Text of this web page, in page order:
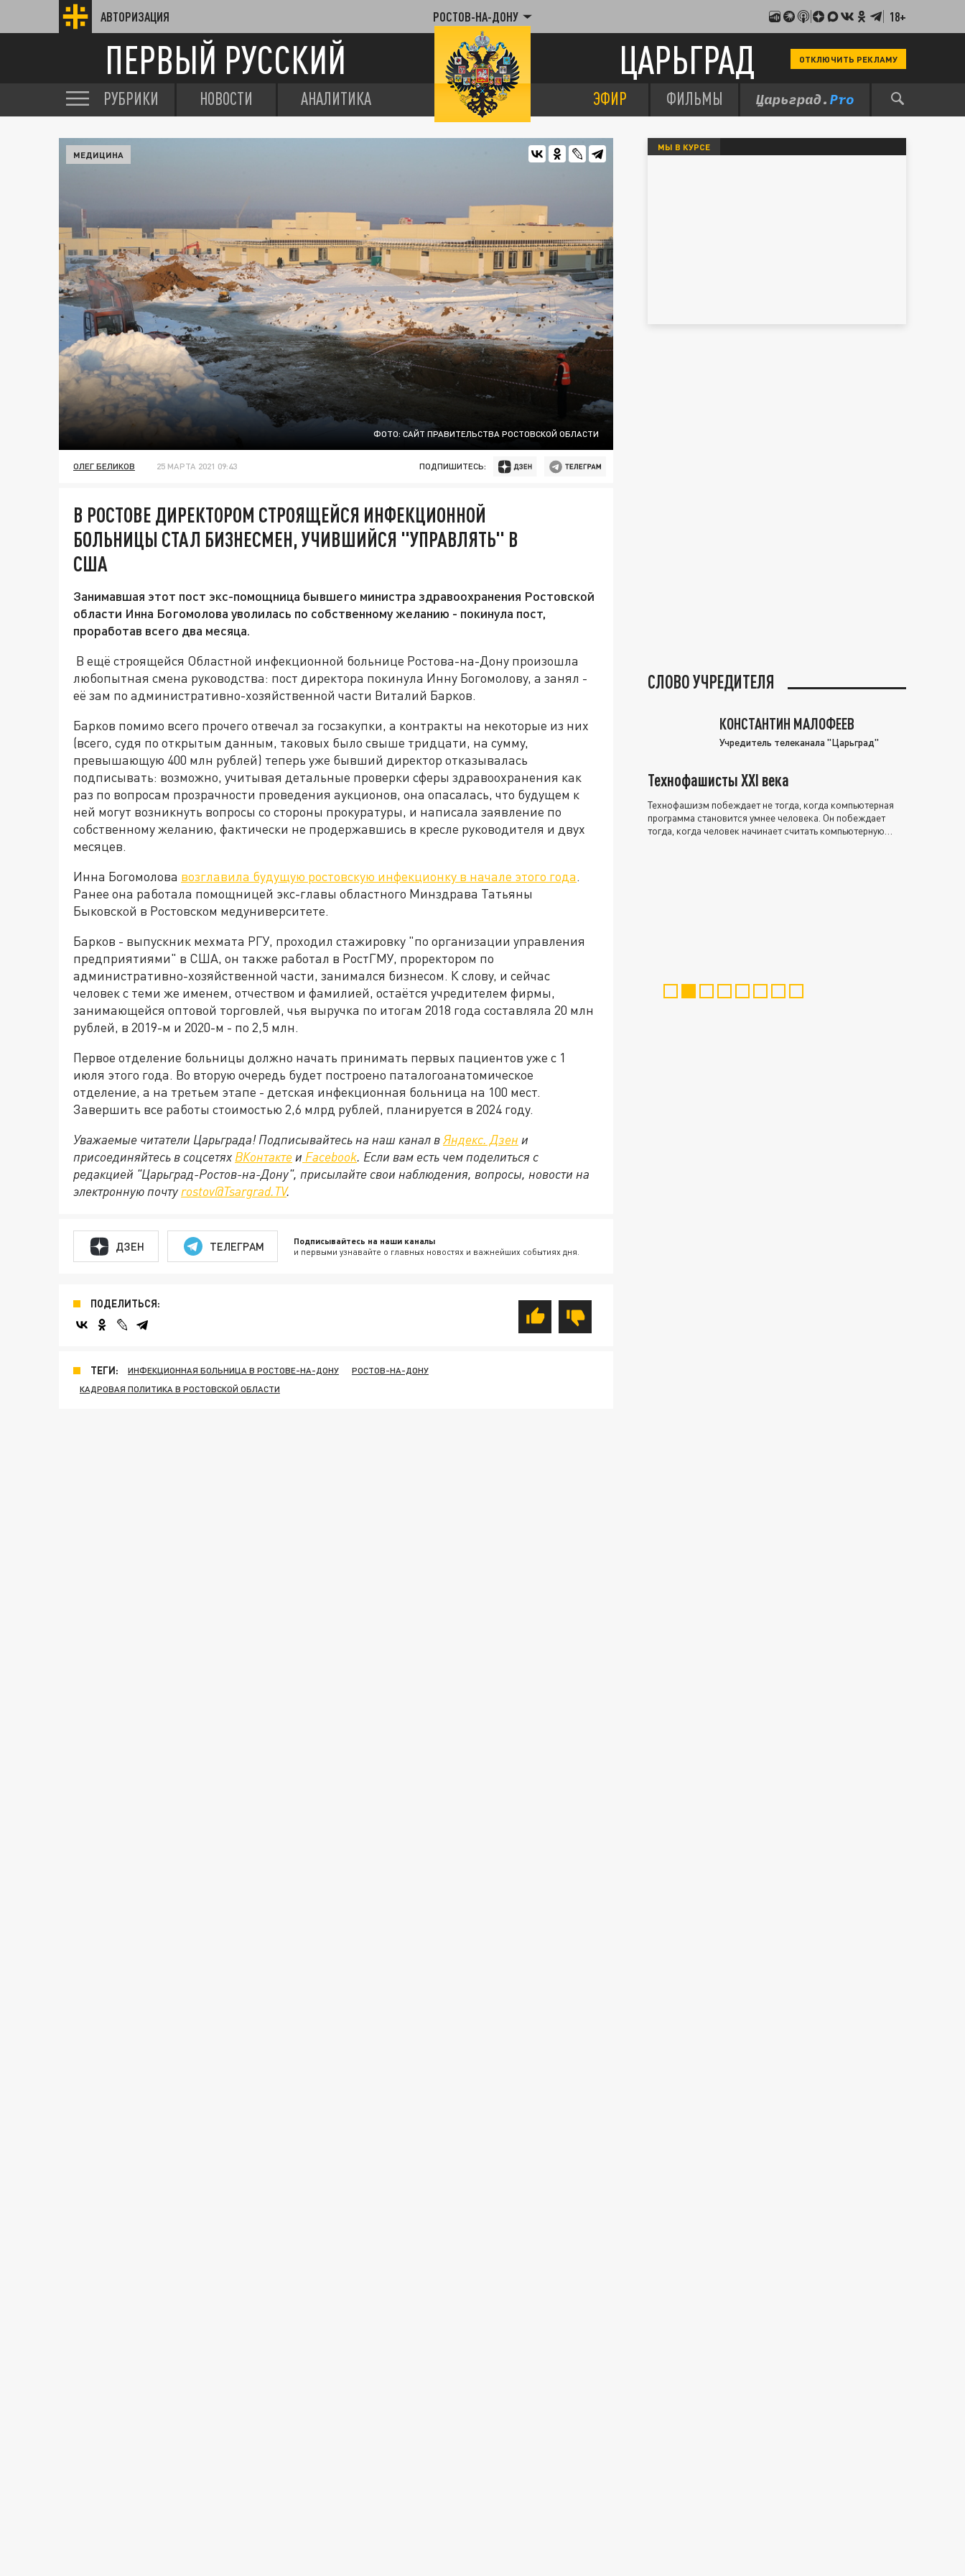
АВТОРИЗАЦИЯ РОСТОВ-НА-ДОНУ 18+
ПЕРВЫЙ РУССКИЙ ЦАРЬГРАД ОТКЛЮЧИТЬ РЕКЛАМУ
РУБРИКИ НОВОСТИ АНАЛИТИКА ЭФИР ФИЛЬМЫ
ФОТО: САЙТ ПРАВИТЕЛЬСТВА РОСТОВСКОЙ ОБЛАСТИ
МЕДИЦИНА
ОЛЕГ БЕЛИКОВ 25 МАРТА 2021 09:43 ПОДПИШИТЕСЬ:
В РОСТОВЕ ДИРЕКТОРОМ СТРОЯЩЕЙСЯ ИНФЕКЦИОННОЙ
БОЛЬНИЦЫ СТАЛ БИЗНЕСМЕН, УЧИВШИЙСЯ "УПРАВЛЯТЬ" В
США
Занимавшая этот пост экс-помощница бывшего министра здравоохранения Ростовской
области Инна Богомолова уволилась по собственному желанию - покинула пост,
проработав всего два месяца.
В ещё строящейся Областной инфекционной больнице Ростова-на-Дону произошла
любопытная смена руководства: пост директора покинула Инну Богомолову, а занял -
её зам по административно-хозяйственной части Виталий Барков.
Барков помимо всего прочего отвечал за госзакупки, а контракты на некоторые из них
(всего, судя по открытым данным, таковых было свыше тридцати, на сумму,
превышающую 400 млн рублей) теперь уже бывший директор отказывалась
подписывать: возможно, учитывая детальные проверки сферы здравоохранения как
раз по вопросам прозрачности проведения аукционов, она опасалась, что будущем к
ней могут возникнуть вопросы со стороны прокуратуры, и написала заявление по
собственному желанию, фактически не продержавшись в кресле руководителя и двух
месяцев.
Инна Богомолова возглавила будущую ростовскую инфекционку в начале этого года.
Ранее она работала помощницей экс-главы областного Минздрава Татьяны
Быковской в Ростовском медуниверситете.
Барков - выпускник мехмата РГУ, проходил стажировку "по организации управления
предприятиями" в США, он также работал в РостГМУ, проректором по
административно-хозяйственной части, занимался бизнесом. К слову, и сейчас
человек с теми же именем, отчеством и фамилией, остаётся учредителем фирмы,
занимающейся оптовой торговлей, чья выручка по итогам 2018 года составляла 20 млн
рублей, в 2019-м и 2020-м - по 2,5 млн.
Первое отделение больницы должно начать принимать первых пациентов уже с 1
июля этого года. Во вторую очередь будет построено паталогоанатомическое
отделение, а на третьем этапе - детская инфекционная больница на 100 мест.
Завершить все работы стоимостью 2,6 млрд рублей, планируется в 2024 году.
Уважаемые читатели Царьграда! Подписывайтесь на наш канал вЯндекс. Дзен и
присоединяйтесь в соцсетях ВКонтакте и Facebook. Если вам есть чем поделиться с
редакцией "Царьград-Ростов-на-Дону", присылайте свои наблюдения, вопросы, новости на
электронную почту rostov@Tsargrad.TV.
ДЗЕН ТЕЛЕГРАМ Подписывайтесь на наши каналы
и первыми узнавайте о главных новостях и важнейших событиях дня.
ПОДЕЛИТЬСЯ:
ТЕГИ: ИНФЕКЦИОННАЯ БОЛЬНИЦА В РОСТОВЕ-НА-ДОНУ
РОСТОВ-НА-ДОНУ
КАДРОВАЯ ПОЛИТИКА В РОСТОВСКОЙ ОБЛАСТИ
МЫ В КУРСЕ
СЛОВО УЧРЕДИТЕЛЯ
КОНСТАНТИН МАЛОФЕЕВ
Учредитель телеканала "Царьград"
Технофашисты XXI века
Технофашизм побеждает не тогда, когда компьютерная
программа становится умнее человека. Он побеждает
тогда, когда человек начинает считать компьютерную